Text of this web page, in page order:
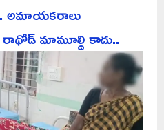
అమాయకరాలు
రాథోడ్ మామూల్ది కాదు..